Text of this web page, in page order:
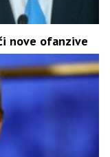
nove ofanzive